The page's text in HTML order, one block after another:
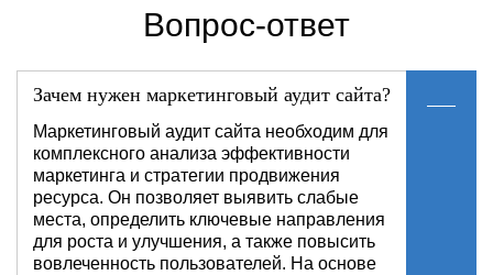
Вопрос-ответ
Зачем нужен маркетинговый аудит сайта?
Маркетинговый аудит сайта необходим для
комплексного анализа эффективности
маркетинга и стратегии продвижения
ресурса. Он позволяет выявить слабые
места, определить ключевые направления
для роста и улучшения, а также повысить
вовлеченность пользователей. На основе